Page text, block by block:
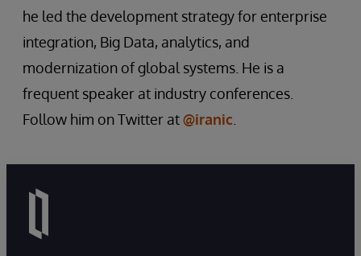
he led the development strategy for enterprise
integration, Big Data, analytics, and
modernization of global systems. He is a
frequent speaker at industry conferences.
Follow him on Twitter at@iranic